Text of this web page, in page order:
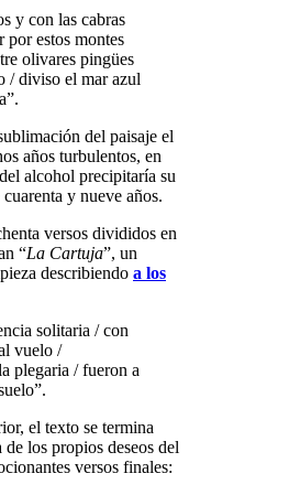
y con las cabras
por estos montes
olivares pingües
/ diviso el mar azul
del paisaje el
años turbulentos, en
alcohol precipitaría su
y nueve años.
versos divididos en
“La Cartuja”, un
describiendo a los
solitaria / con
vuelo /
plegaria / fueron a
el texto se termina
los propios deseos del
versos finales: